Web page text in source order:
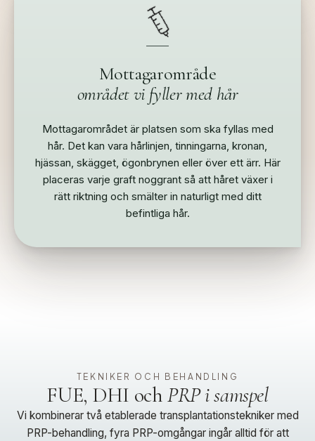
Mottagarområde
området vi fyller med hår
Mottagarområdet är platsen som ska fyllas med
hår. Det kan vara hårlinjen, tinningarna, kronan,
hjässan, skägget, ögonbrynen eller över ett ärr. Här
placeras varje graft noggrant så att håret växer i
rätt riktning och smälter in naturligt med ditt
befintliga hår.
TEKNIKER OCH BEHANDLING
FUE, DHI ochPRP i samspel
Vi kombinerar två etablerade transplantationstekniker med
PRP-behandling, fyra PRP-omgångar ingår alltid för att